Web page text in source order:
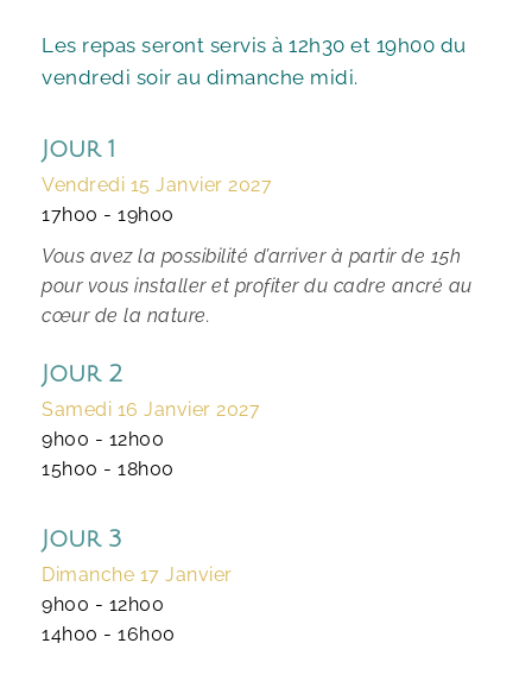
Les repas seront servis à 12h30 et 19h00 du
vendredi soir au dimanche midi.
Jour 1
Vendredi 15 Janvier 2027
17h00 - 19h00
Vous avez la possibilité d’arriver à partir de 15h
pour vous installer et profiter du cadre ancré au
cœur de la nature.
Jour 2
Samedi 16 Janvier 2027
9h00 - 12h00
15h00 - 18h00
Jour 3
Dimanche 17 Janvier
9h00 - 12h00
14h00 - 16h00